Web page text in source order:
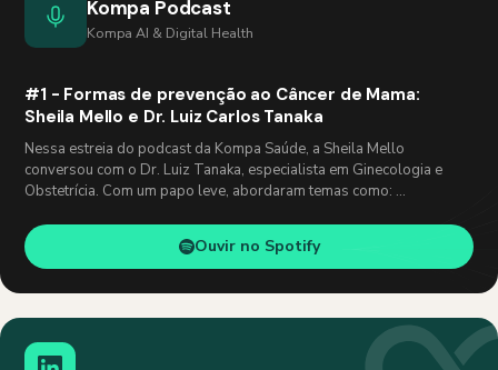
Kompa Podcast
Kompa AI & Digital Health
#1 - Formas de prevenção ao Câncer de Mama:
Sheila Mello e Dr. Luiz Carlos Tanaka
Nessa estreia do podcast da Kompa Saúde, a Sheila Mello
conversou com o Dr. Luiz Tanaka, especialista em Ginecologia e
Obstetrícia. Com um papo leve, abordaram temas como: …
Ouvir no Spotify